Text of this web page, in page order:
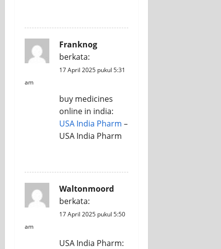
Franknog
berkata:
17 April 2025 pukul 5:31
am
buy medicines
online in india:
USA India Pharm –
USA India Pharm
Waltonmoord
berkata:
17 April 2025 pukul 5:50
am
USA India Pharm: